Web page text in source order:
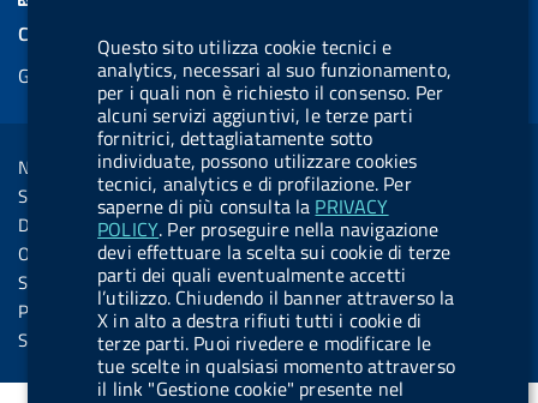
Questo sito utilizza cookie tecnici e
analytics, necessari al suo funzionamento,
per i quali non è richiesto il consenso. Per
alcuni servizi aggiuntivi, le terze parti
fornitrici, dettagliatamente sotto
individuate, possono utilizzare cookies
tecnici, analytics e di profilazione. Per
saperne di più consulta la PRIVACY
POLICY. Per proseguire nella navigazione
devi effettuare la scelta sui cookie di terze
parti dei quali eventualmente accetti
l’utilizzo. Chiudendo il banner attraverso la
X in alto a destra rifiuti tutti i cookie di
terze parti. Puoi rivedere e modificare le
tue scelte in qualsiasi momento attraverso
il link "Gestione cookie" presente nel
l
.
b
u
t
t
o
n
.
i
n
s
k
y
u
b
e
l
.
b
u
t
t
o
n
.
s
p
COOKIES
Gestione cookie
Sezione Link Utili
Note legali
Social Media Policy
Dichiarazione di accessibilità
Obiettivi di accessibilità
Statistiche sito
Privacy
Servizi Online